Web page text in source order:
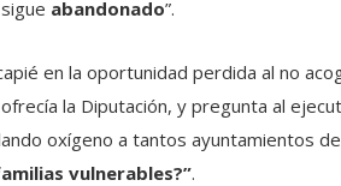
abandonado”.
en la oportunidad perdida al no
la Diputación, y pregunta al
oxígeno a tantos ayuntamientos
vulnerables?”.